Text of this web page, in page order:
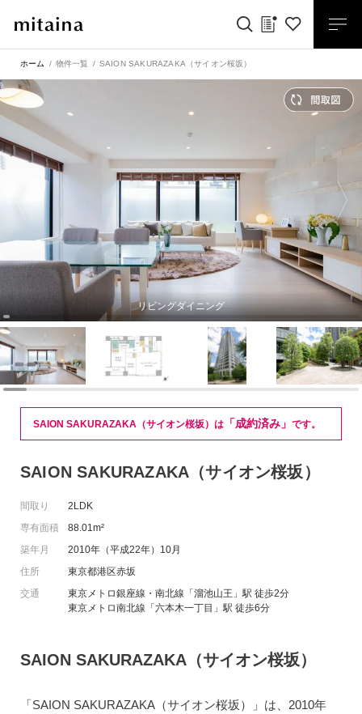
ホーム 物件一覧 SAION SAKURAZAKA（サイオン桜坂）
リビングダイニング
SAION SAKURAZAKA（サイオン桜坂）は 「成約済み」 です。
SAION SAKURAZAKA（サイオン桜坂）
間取り
2LDK
専有面積
88.01m²
築年月
2010年（平成22年）10月
住所
東京都港区赤坂
交通
東京メトロ銀座線・南北線「溜池山王」駅 徒歩2分
東京メトロ南北線「六本木一丁目」駅 徒歩6分
SAION SAKURAZAKA（サイオン桜坂）
「SAION SAKURAZAKA（サイオン桜坂）」は、2010年